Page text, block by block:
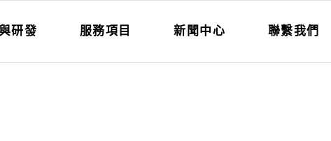
研發 服務項目 新聞中心 聯繫我們